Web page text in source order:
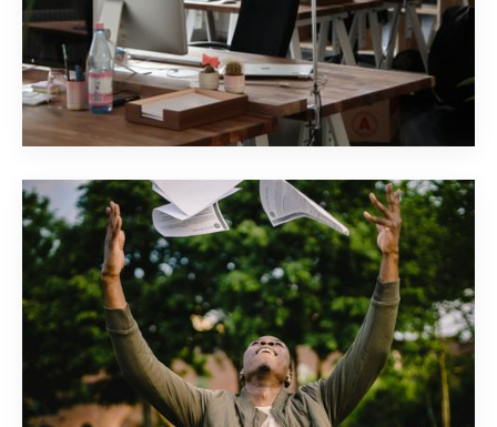
DEC 19
TOP 10 DES RAISONS DE
CHOISIR UNE ÉCOLE BTS
EN ALTERNANCE À PARIS
